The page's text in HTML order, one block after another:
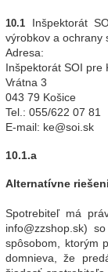
10.1
Inšpektorát
výrobkov a ochrany
Adresa:
Inšpektorát SOI pre
Vrátna 3
043 79 Košice
Tel.: 055/622 07 81
E-mail: ke@soi.sk
10.1.a
Alternatívne
Spotrebiteľ má
info@zzshop.sk)
spôsobom, ktorým
domnieva, že